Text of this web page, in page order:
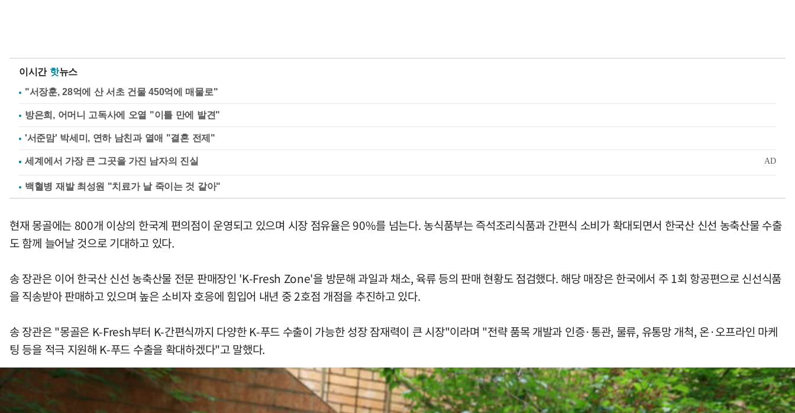
이시간 핫뉴스
"서장훈, 28억에 산 서초 건물 450억에 매물로"
방은희, 어머니 고독사에 오열 "이틀 만에 발견"
'서준맘' 박세미, 연하 남친과 열애 "결혼 전제"
백혈병 재발 최성원 "치료가 날 죽이는 것 같아"
현재 몽골에는 800개 이상의 한국계 편의점이 운영되고 있으며 시장 점유율은 90%를 넘는다. 농식품부는 즉석조리식품과 간편식 소비가 확대되면서 한국산 신선 농축산물 수출
도 함께 늘어날 것으로 기대하고 있다.
송 장관은 이어 한국산 신선 농축산물 전문 판매장인 'K-Fresh Zone'을 방문해 과일과 채소, 육류 등의 판매 현황도 점검했다. 해당 매장은 한국에서 주 1회 항공편으로 신선식품
을 직송받아 판매하고 있으며 높은 소비자 호응에 힘입어 내년 중 2호점 개점을 추진하고 있다.
송 장관은 "몽골은 K-Fresh부터 K-간편식까지 다양한 K-푸드 수출이 가능한 성장 잠재력이 큰 시장"이라며 "전략 품목 개발과 인증·통관, 물류, 유통망 개척, 온·오프라인 마케
팅 등을 적극 지원해 K-푸드 수출을 확대하겠다"고 말했다.